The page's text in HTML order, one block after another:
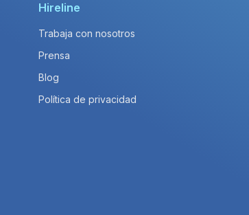
Hireline
Trabaja con nosotros
Prensa
Blog
Política de privacidad